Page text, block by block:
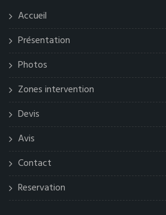
Accueil
Présentation
Photos
Zones intervention
Devis
Avis
Contact
Reservation